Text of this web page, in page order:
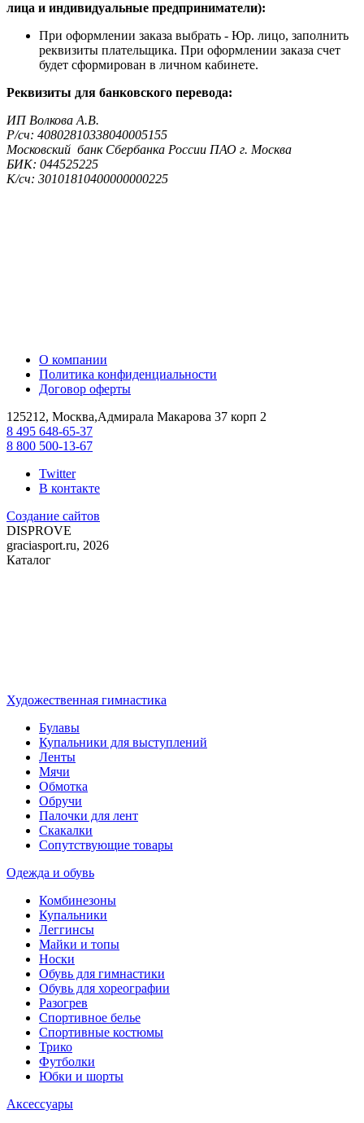
лица и индивидуальные предприниматели):
При оформлении заказа выбрать - Юр. лицо, заполнить
реквизиты плательщика. При оформлении заказа счет
будет сформирован в личном кабинете.
Реквизиты для банковского перевода:
ИП Волкова А.В.
Р/сч: 40802810338040005155
Московский банк Сбербанка России ПАО г. Москва
БИК: 044525225
К/сч: 30101810400000000225
О компании
Политика конфиденциальности
Договор оферты
125212, Москва,Адмирала Макарова 37 корп 2
8 495 648-65-37
8 800 500-13-67
Twitter
В контакте
Создание сайтов
DISPROVE
graciasport.ru, 2026
Каталог
Художественная гимнастика
Булавы
Купальники для выступлений
Ленты
Мячи
Обмотка
Обручи
Палочки для лент
Скакалки
Сопутствующие товары
Одежда и обувь
Комбинезоны
Купальники
Леггинсы
Майки и топы
Носки
Обувь для гимнастики
Обувь для хореографии
Разогрев
Спортивное белье
Спортивные костюмы
Трико
Футболки
Юбки и шорты
Аксессуары